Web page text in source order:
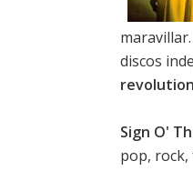
discos
revolution
Sign O'
pop, rock,